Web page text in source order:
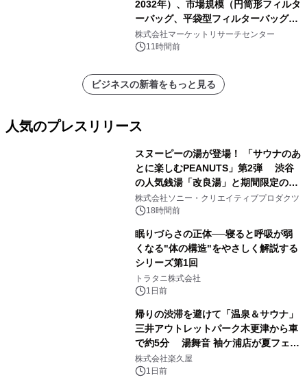
2032年）、市場規模（円筒形フィルタ
ーバッグ、平袋型フィルターバッグ、
プリーツフィルターバッグ、その
他）・分析レポートを発表
株式会社マーケットリサーチセンター
11時間前
ビジネスの新着をもっと見る
人気のプレスリリース
スヌーピーの湯が登場！ 「サウナのあ
とに楽しむPEANUTS」第2弾 渋谷
の人気銭湯「改良湯」と期間限定のコ
ラボレーション サウナイキタイコラ
ボグッズも発売決定！
株式会社ソニー・クリエイティブプロダクツ
18時間前
眠りづらさの正体──寝ると呼吸が弱
くなる"体の構造"をやさしく解説する
シリーズ第1回
トラタニ株式会社
1日前
帰りの渋滞を避けて「温泉＆サウナ」
三井アウトレットパーク木更津から車
で約5分 湯舞音 袖ケ浦店が夏フェア
メニューを提供
株式会社楽久屋
1日前